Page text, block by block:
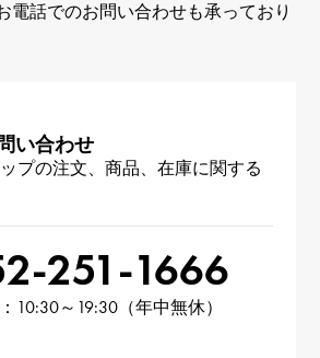
電話でのお問い合わせも承っており
い合わせ
プの注文、商品、在庫に関する
251-1666
10:30～19:30（年中無休）